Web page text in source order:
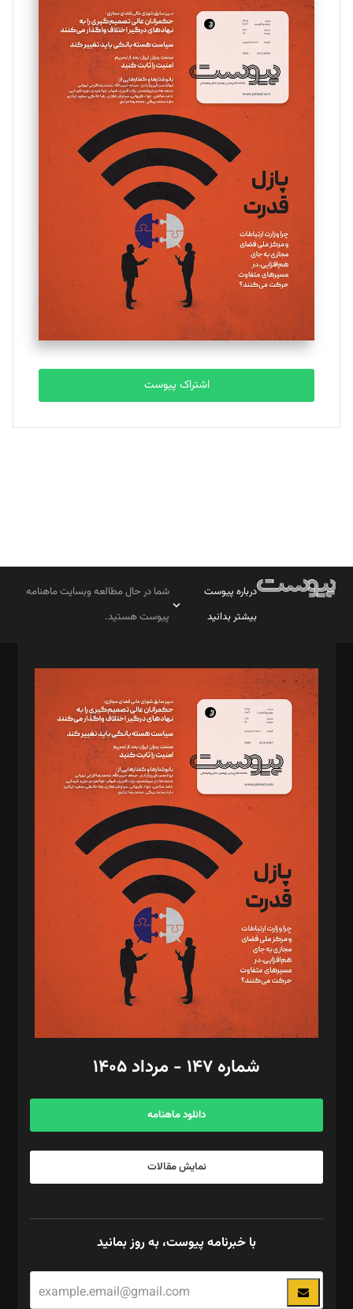
سروش کرمیان
تحریریه
مینا پاکدل
یسنا امان‌پور
تحریریه
ملینا جعفری
تحریریه
مصطفی مسجدی آرانی
تحریریه
بابک نقاش
تحریریه
اشتراک پیوست
درباره پیوست
بیشتر بدانید
شما در حال مطالعه وبسایت ماهنامه
پیوست هستید.
مدیر مسئول: محمدباقر اثنی‌عشری
سردبیر: مهرک محمودی
دبیر تحریریه: میثم قاسمی
د‌بیر ناداستان: سمانه سمیع
د‌بیر خدمت و تجارت: ابوالفضل رجبی
د‌بیر حقوق فناوری: حسام‌الدین ایپکچی
د‌بیر پیوست جهان: مینا پاکدل
د‌بیر تحریریه آنلاین: بابک نقاش
تحریریه‌: مجتبی محمود‌ی، آرش برهمند، یسنا امان‌پور، سروش کرمیان،
مصطفی مسجدی آرانی، ابوالفضل رجبی، زهرا فکرانه، فائزه فتحی
رستمی،مصطفی باستان
ویرایش: نگار استاد‌‌آقا
طراح یونیفرم: مجید توکلی
فیلمبرداری و عکاسی: امیر شفیعی، مانی لطفی زاده
گرافیک و صفحه‌آرایی: سید‌سبحان‌علی ثابت
مد‌یر توسعه تجاری: کامبیز برید‌
امور مالی: شاپور رهبری، محمد‌ کاظمی‌نیا
آگهی و مشترکین: ۰۹۱۹۹۹۹۰۴۵۴
شماره ۱۴۷ - مرداد ۱۴۰۵
دانلود ماهنامه
نمایش مقالات
با خبرنامه پیوست، به روز بمانید